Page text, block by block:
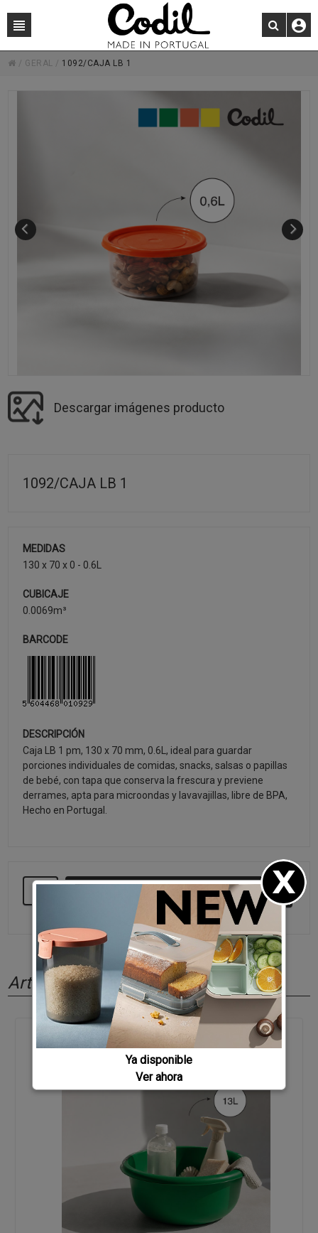
/ GERAL / 1092/CAJA LB 1
Descargar imágenes producto
1092/CAJA LB 1
MEDIDAS
130 x 70 x 0 - 0.6L
CUBICAJE
0.0069m³
BARCODE
DESCRIPCIÓN
Caja LB 1 pm, 130 x 70 mm, 0.6L, ideal para guardar
porciones individuales de comidas, snacks, salsas o papillas
de bebé, con tapa que conserva la frescura y previene
derrames, apta para microondas y lavavajillas, libre de BPA,
Hecho en Portugal.
SEGUIR COMPRANDO
Artículos relacionados
Ya disponible
Ver ahora